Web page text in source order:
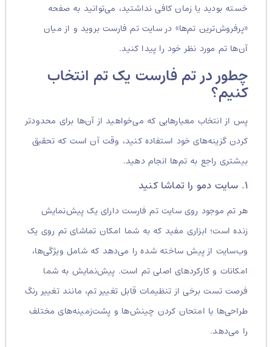
خسته بودید یا زمان کافی نداشتید، می‌توانید به صفحه
«پرفروش‌ترین تم‌ها» در سایت تم فارست بروید و از میان
آن‌ها تم مورد نظر خود را پیدا کنید.
چطور در تم فارست یک تم انتخاب
کنیم؟
پس از انتخاب معیارهایی که می‌خواهید از آن‌ها برای محدودتر
کردن گزینه‌های خود استفاده کنید، وقت آن است که تحقیق
بیشتری راجع به تم‌ها انجام دهید.
هر تم موجود روی سایت تم فارست دارای یک پیش‌نمایش
زنده است؛ ابزاری مفید که به شما امکان تماشای تم روی یک
وب‌سایت از پیش ساخته شده را می‌دهد که شامل ویژگی‌ها،
امکانات و کارکردهای اصلی تم است. پیش‌نمایش به شما
فرصت تست برخی از تنظیمات قابل تغییر تم، مانند تغییر رنگ
طراحی‌ها یا امتحان کردن چینش‌ها و پشت‌زمینه‌های مختلف
را می‌دهد.